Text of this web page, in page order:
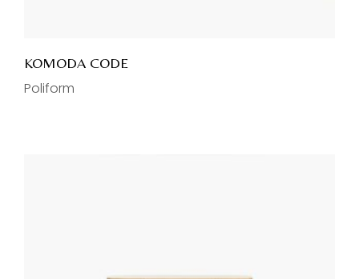
KOMODA CODE
Poliform